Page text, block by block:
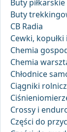
Buty piłkarskie
Buty
CB Radia
Cewki,
Chemia
Chemia
Chłodnice
Ciągniki
Crossy i
Części do